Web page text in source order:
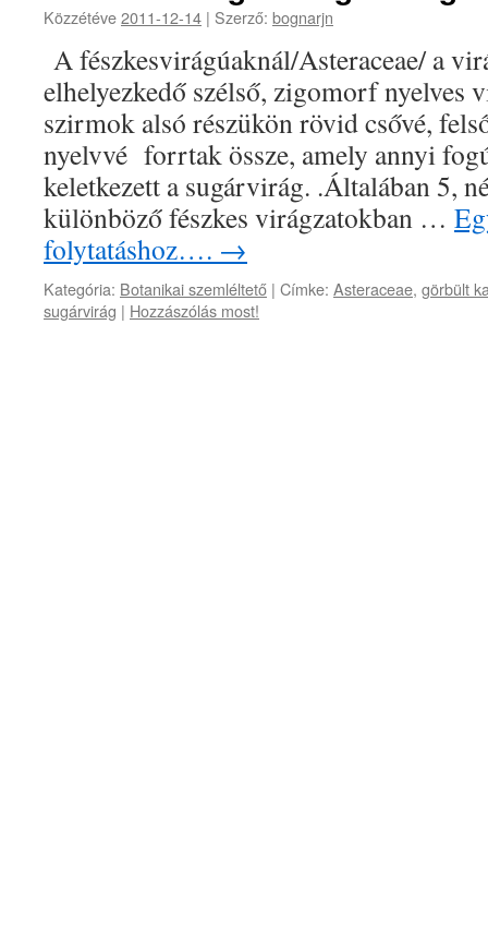
Közzétéve2011-12-14 | Szerző: bognarjn
A fészkesvirágúaknál/Asteraceae/ a
elhelyezkedő szélső, zigomorf nyelves
szirmok alsó részükön rövid csővé,
nyelvvé forrtak össze, amely annyi
keletkezett a sugárvirág. .Általában 5,
különböző fészkes virágzatokban …
folytatáshoz…. →
Kategória: Botanikai szemléltető | Címke: Asteraceae, görbült
sugárvirág | Hozzászólás most!